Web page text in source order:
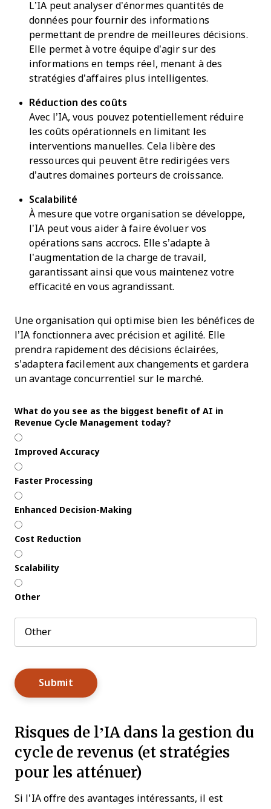
L’IA peut analyser d’énormes quantités de
données pour fournir des informations
permettant de prendre de meilleures décisions.
Elle permet à votre équipe d’agir sur des
informations en temps réel, menant à des
stratégies d’affaires plus intelligentes.
Réduction des coûts
Avec l’IA, vous pouvez potentiellement réduire
les coûts opérationnels en limitant les
interventions manuelles. Cela libère des
ressources qui peuvent être redirigées vers
d’autres domaines porteurs de croissance.
Scalabilité
À mesure que votre organisation se développe,
l’IA peut vous aider à faire évoluer vos
opérations sans accrocs. Elle s’adapte à
l’augmentation de la charge de travail,
garantissant ainsi que vous maintenez votre
efficacité en vous agrandissant.
Une organisation qui optimise bien les bénéfices de
l’IA fonctionnera avec précision et agilité. Elle
prendra rapidement des décisions éclairées,
s’adaptera facilement aux changements et gardera
un avantage concurrentiel sur le marché.
What do you see as the biggest benefit of AI in
Revenue Cycle Management today?
Improved Accuracy
Faster Processing
Enhanced Decision-Making
Cost Reduction
Scalability
Other
Risques de l’IA dans la gestion du
cycle de revenus (et stratégies
pour les atténuer)
Si l’IA offre des avantages intéressants, il est